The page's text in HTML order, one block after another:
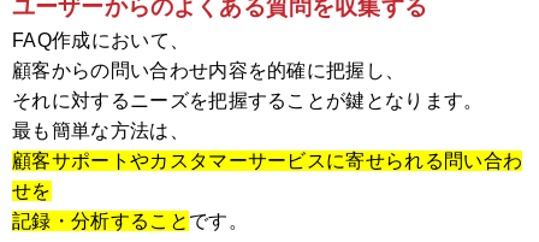
ユーザーからのよくある質問を収集する
FAQ作成において、
顧客からの問い合わせ内容を的確に把握し、
それに対するニーズを把握することが鍵となります。
最も簡単な方法は、
顧客サポートやカスタマーサービスに寄せられる問い合わ
せを
記録・分析すること です。